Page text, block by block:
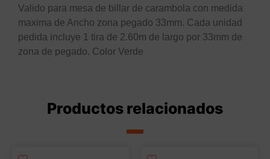
Valido para mesa de billar de carambola con medida
maxima de Ancho zona pegado 33mm. Cada unidad
pedida incluye 1 tira de 2.60m de largo por 33mm de
zona de pegado. Color Verde
Productos relacionados